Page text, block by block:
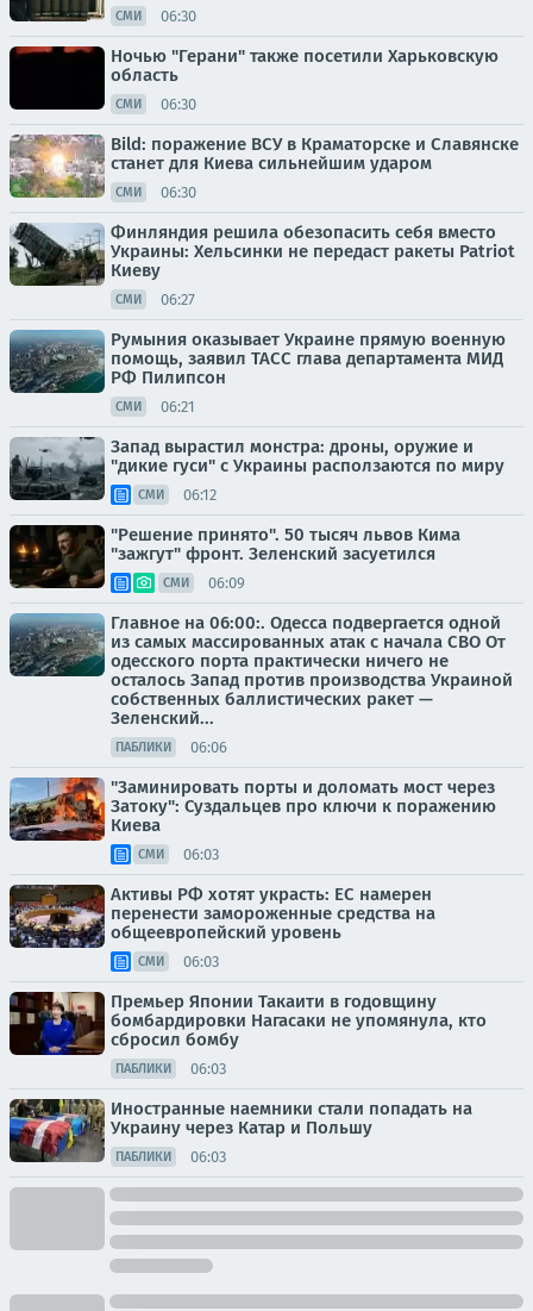
СМИ 06:30
Ночью "Герани" также посетили Харьковскую
область
СМИ 06:30
Bild: поражение ВСУ в Краматорске и Славянске
станет для Киева сильнейшим ударом
СМИ 06:30
Финляндия решила обезопасить себя вместо
Украины: Хельсинки не передаст ракеты Patriot
Киеву
СМИ 06:27
Румыния оказывает Украине прямую военную
помощь, заявил ТАСС глава департамента МИД
РФ Пилипсон
СМИ 06:21
Запад вырастил монстра: дроны, оружие и
"дикие гуси" с Украины расползаются по миру
СМИ 06:12
"Решение принято". 50 тысяч львов Кима
"зажгут" фронт. Зеленский засуетился
СМИ 06:09
Главное на 06:00:. Одесса подвергается одной
из самых массированных атак с начала СВО От
одесского порта практически ничего не
осталось Запад против производства Украиной
собственных баллистических ракет —
Зеленский...
ПАБЛИКИ 06:06
"Заминировать порты и доломать мост через
Затоку": Суздальцев про ключи к поражению
Киева
СМИ 06:03
Активы РФ хотят украсть: ЕС намерен
перенести замороженные средства на
общеевропейский уровень
СМИ 06:03
Премьер Японии Такаити в годовщину
бомбардировки Нагасаки не упомянула, кто
сбросил бомбу
ПАБЛИКИ 06:03
Иностранные наемники стали попадать на
Украину через Катар и Польшу
ПАБЛИКИ 06:03